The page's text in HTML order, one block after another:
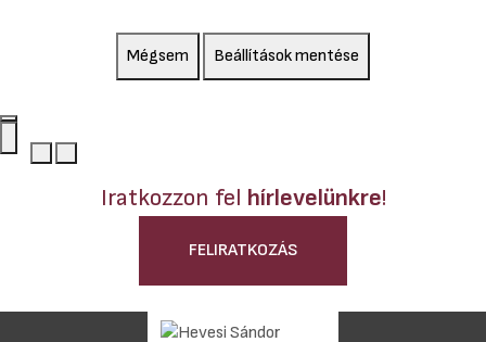
Mégsem Beállítások mentése
Iratkozzon fel hírlevelünkre!
FELIRATKOZÁS